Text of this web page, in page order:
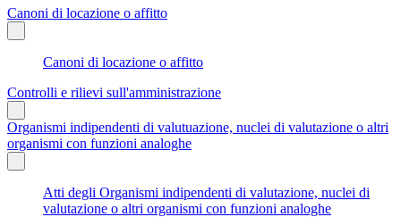
Canoni di locazione o affitto
Canoni di locazione o affitto
Controlli e rilievi sull'amministrazione
Organismi indipendenti di valutuazione, nuclei di valutazione o altri
organismi con funzioni analoghe
Atti degli Organismi indipendenti di valutazione, nuclei di
valutazione o altri organismi con funzioni analoghe